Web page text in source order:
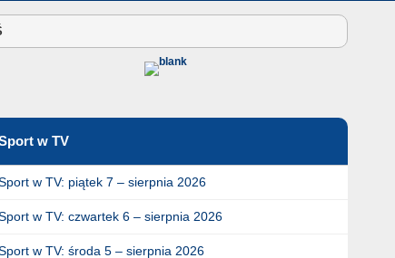
w TV
w TV: piątek 7 – sierpnia 2026
w TV: czwartek 6 – sierpnia 2026
w TV: środa 5 – sierpnia 2026